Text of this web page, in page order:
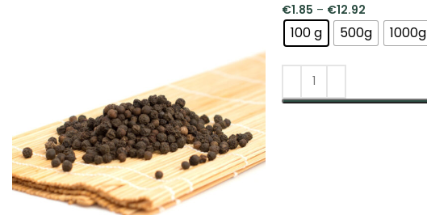
€1.85 – €12.92
100 g 500g 1000g